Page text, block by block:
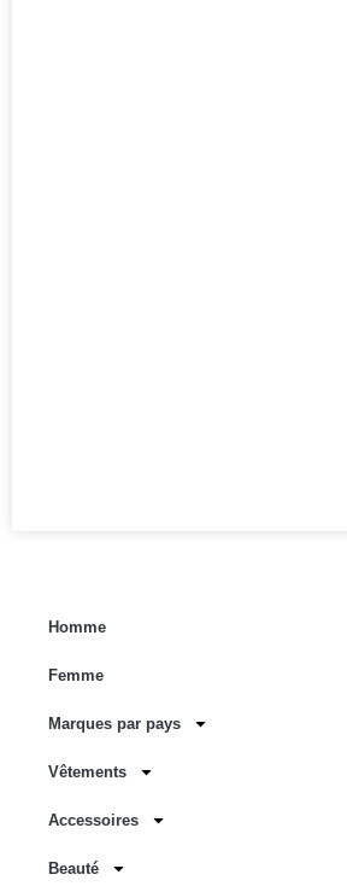
Homme
Femme
Marques par pays
Vêtements
Accessoires
Beauté